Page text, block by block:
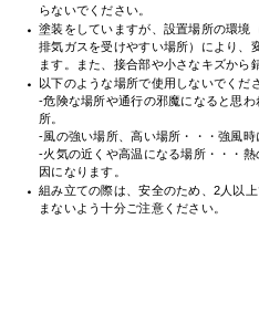
らないでください。
・ 塗装をしていますが、設置場所の環境
排気ガスを受けやすい場所）により、
ます。また、接合部や小さなキズから
・
以下のような場所で使用しないでくだ
-危険な場所や通行の邪魔になると思
所。
-風の強い場所、高い場所・・・強風時
-火気の近くや高温になる場所・・・
因になります。
・ 組み立ての際は、安全のため、2人以
まないよう十分ご注意ください。